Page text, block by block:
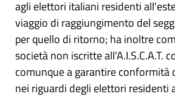
agli elettori italiani residenti
viaggio di raggiungimento del
per quello di ritorno; ha inoltre
società non iscritte all'A.I.S.C.A.T.
comunque a garantire conformità
nei riguardi degli elettori residenti